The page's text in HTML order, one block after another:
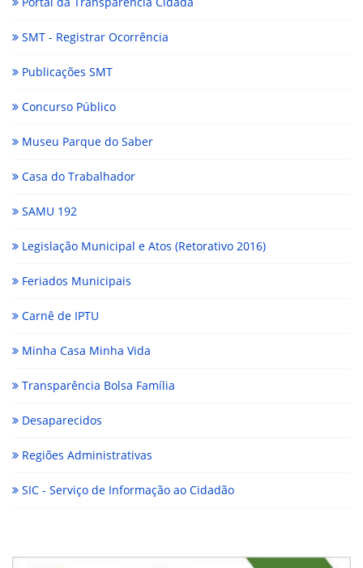
SMT - Registrar Ocorrência
Publicações SMT
Concurso Público
Museu Parque do Saber
Casa do Trabalhador
SAMU 192
Legislação Municipal e Atos (Retorativo 2016)
Feriados Municipais
Carnê de IPTU
Minha Casa Minha Vida
Transparência Bolsa Família
Desaparecidos
Regiões Administrativas
SIC - Serviço de Informação ao Cidadão